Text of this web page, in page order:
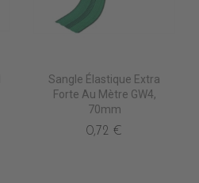
Sangle Élastique Extra
Forte Au Mètre GW4,
70mm
0,72 €